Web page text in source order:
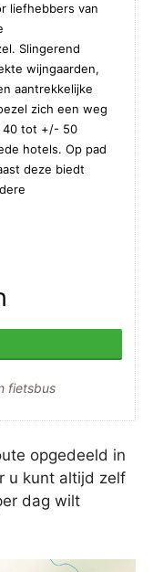
liefhebbers van
Slingerend
wijngaarden,
aantrekkelijke
zich een weg
40 tot +/- 50
hotels. Op pad
deze biedt
fietsbus
opgedeeld in
u kunt altijd zelf
dag wilt